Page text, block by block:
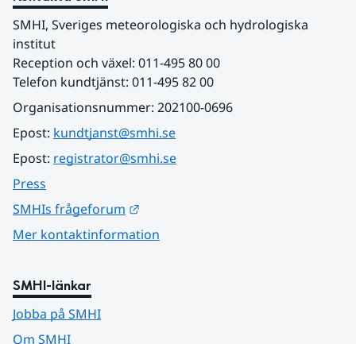
SMHI, Sveriges meteorologiska och hydrologiska
institut
Reception och växel: 011-495 80 00
Telefon kundtjänst: 011-495 82 00
Organisationsnummer: 202100-0696
Epost: kundtjanst@smhi.se
Epost: registrator@smhi.se
Press
SMHIs frågeforum
Mer kontaktinformation
SMHI-länkar
Jobba på SMHI
Om SMHI